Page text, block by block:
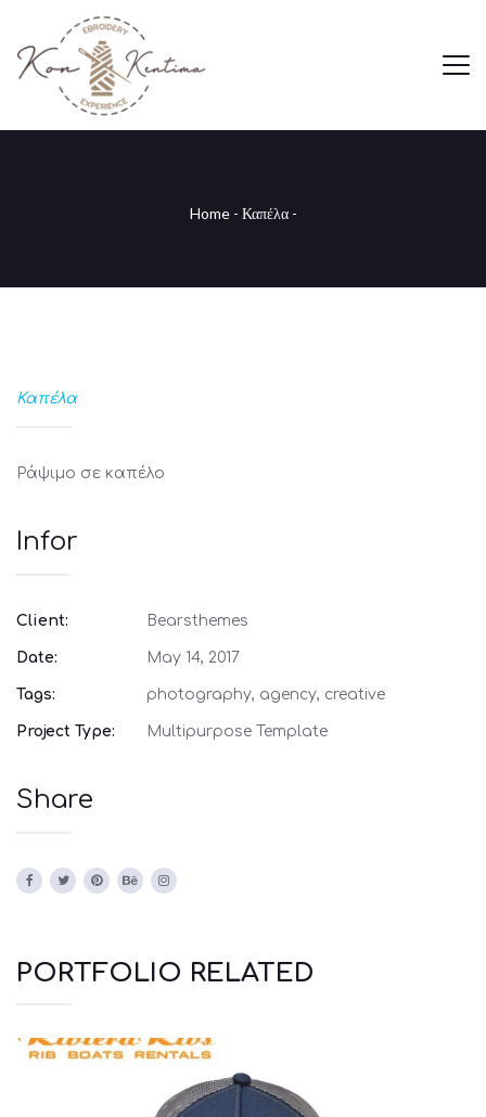
Home- Καπέλα-
Καπέλα
Ράψιμο σε καπέλο
Infor
Client: Bearsthemes
Date: May 14, 2017
Tags: photography, agency, creative
Project Type: Multipurpose Template
Share
PORTFOLIO RELATED